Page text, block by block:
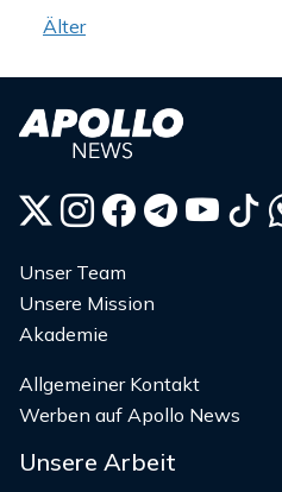
Beitragsnavigation
Älter
Unser Team
Unsere Mission
Akademie
Allgemeiner Kontakt
Werben auf Apollo News
Unsere Arbeit